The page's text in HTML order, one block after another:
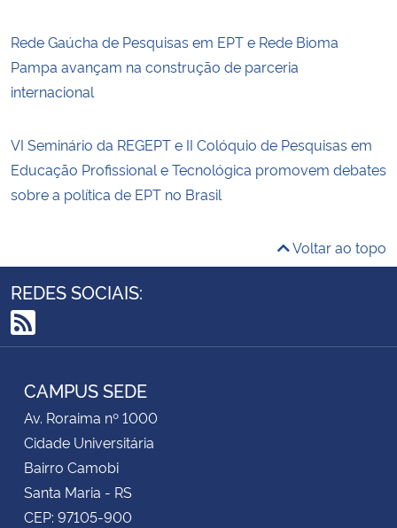
Rede Gaúcha de Pesquisas em EPT e Rede Bioma
Pampa avançam na construção de parceria
internacional
VI Seminário da REGEPT e II Colóquio de Pesquisas em
Educação Profissional e Tecnológica promovem debates
sobre a política de EPT no Brasil
Voltar ao topo
REDES SOCIAIS:
RSS
CAMPUS SEDE
Av. Roraima nº 1000
Cidade Universitária
Bairro Camobi
Santa Maria - RS
CEP: 97105-900